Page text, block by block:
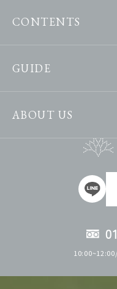
CONTENTS
GUIDE
ABOUT US